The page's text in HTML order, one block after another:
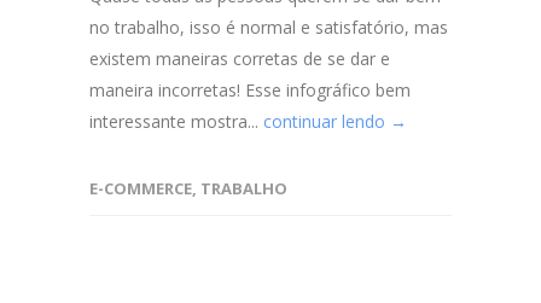
no trabalho, isso é normal e satisfatório, mas
existem maneiras corretas de se dar e
maneira incorretas! Esse infográfico bem
interessante mostra... continuar lendo →
E-COMMERCE, TRABALHO